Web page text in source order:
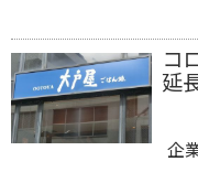
コ
延
企